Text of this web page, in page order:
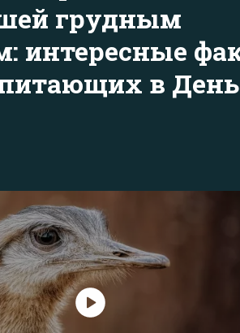
грудным
интересные
в День